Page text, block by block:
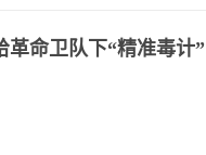
命卫队下“精准毒计”